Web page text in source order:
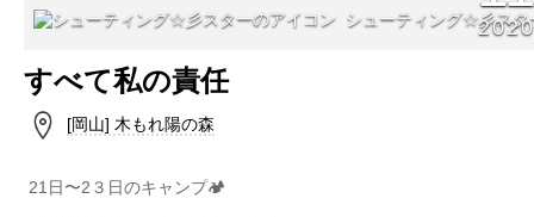
シューティング☆彡スタ
2020
すべて私の責任
[岡山] 木もれ陽の森
21日〜2３日のキャンプ🏕